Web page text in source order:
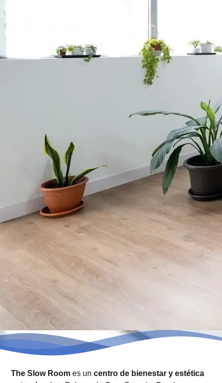
The Slow Room es uncentro de bienestar y estética